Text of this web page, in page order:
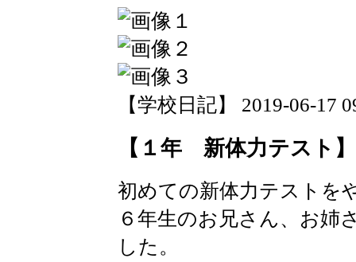
【学校日記】 2019-06-17
【１年 新体力テスト】
初めての新体力テストを
６年生のお兄さん、お姉
した。